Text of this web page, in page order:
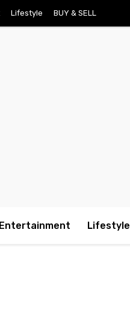
Lifestyle BUY & SELL
Entertainment Lifestyle